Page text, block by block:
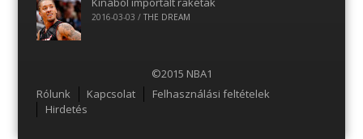
2016-03-03 / THE DREAM
©2015 NBA1
Menu
Rólunk Kapcsolat
Felhasználási feltételek
Hirdetés